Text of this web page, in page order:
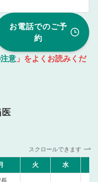
お電話でのご予
約
意」をよくお読みくだ
医
スクロールできます
火 水